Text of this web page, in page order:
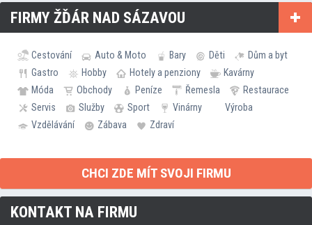
FIRMY ŽĎÁR NAD SÁZAVOU
Cestování Auto & Moto Bary Děti
Dům a byt
Gastro
Hobby Hotely a penziony
Kavárny
Móda
Obchody Peníze Řemesla
Restaurace
Servis
Služby Sport Vinárny
Výroba
Vzdělávání
Zábava Zdraví
CHCI ZDE MÍT SVOJI FIRMU
KONTAKT NA FIRMU